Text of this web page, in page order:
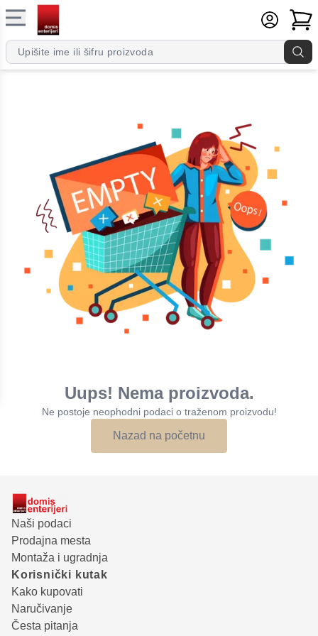
Uups! Nema proizvoda.
Ne postoje neophodni podaci o traženom proizvodu!
Nazad na početnu
Naši podaci
Prodajna mesta
Montaža i ugradnja
Korisnički kutak
Kako kupovati
Naručivanje
Česta pitanja